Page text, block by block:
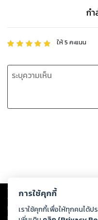
เจ้าฮ่องเต้น่าตายนั่น...คอยแต่
แทนท่ี่จะเป็นนางเอกซึ่งเป็นคน
ป.ล. เรื่องนี้ไม่เน้นขนบธรร
จะมีหลายๆอย่างไม่สมเหตุสม
กำ
ให้5 คะแนน
Copyright © 2026
ต่อผลงานหรือเนื้อหาใดที่อัปโหลดผ่
ทรัพย์สินทางปัญญาของบุคคลอื่นห
ทุกท่านโปรดใช้วิจารณญาณในการ
การใช้คุกกี้
เราใช้คุกกี้เพื่อให้ทุกคนได้